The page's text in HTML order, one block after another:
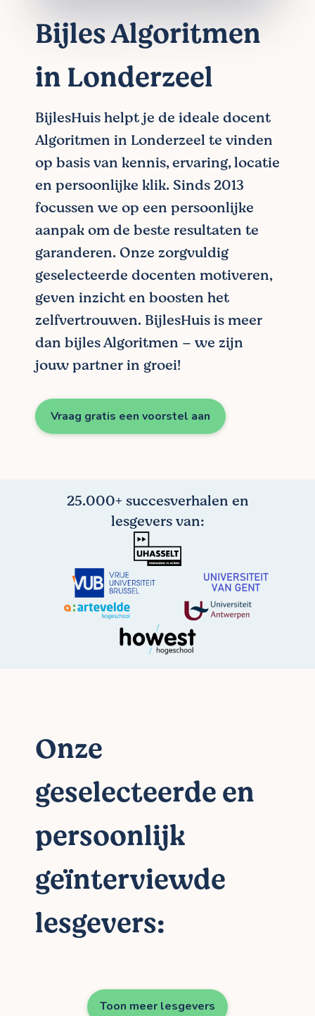
Bijles Algoritmen
in Londerzeel
BijlesHuis helpt je de ideale docent
Algoritmen in Londerzeel te vinden
op basis van kennis, ervaring, locatie
en persoonlijke klik. Sinds 2013
focussen we op een persoonlijke
aanpak om de beste resultaten te
garanderen. Onze zorgvuldig
geselecteerde docenten motiveren,
geven inzicht en boosten het
zelfvertrouwen. BijlesHuis is meer
dan bijles Algoritmen – we zijn
jouw partner in groei!
Vraag gratis een voorstel aan
25.000+ succesverhalen en
lesgevers van:
Onze
geselecteerde en
persoonlijk
geïnterviewde
lesgevers:
Toon meer lesgevers